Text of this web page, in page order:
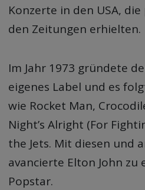
Konzerte in den USA,
den Zeitungen erhielten.
Im Jahr 1973 gründete
eigenes Label und es
wie Rocket Man,
Night’s Alright (For
the Jets. Mit diesen und
avancierte Elton John
Popstar.